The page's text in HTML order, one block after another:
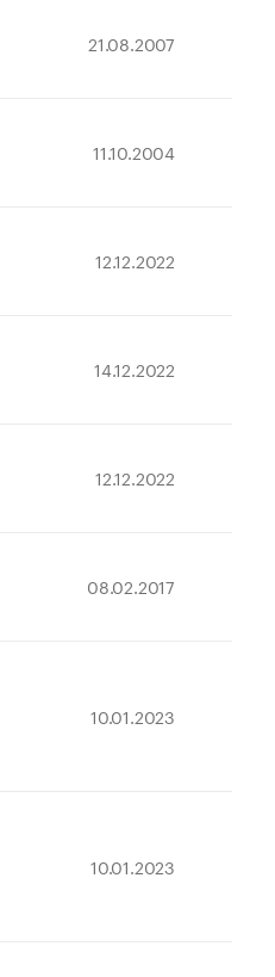
21.08.2007
11.10.2004
12.12.2022
14.12.2022
12.12.2022
08.02.2017
10.01.2023
10.01.2023